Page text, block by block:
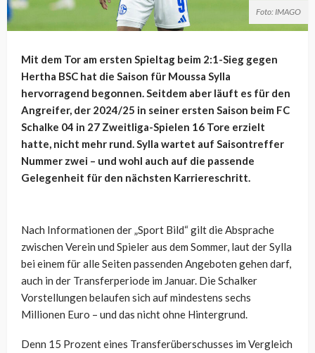
Foto: IMAGO
Mit dem Tor am ersten Spieltag beim 2:1-Sieg gegen
Hertha BSC hat die Saison für Moussa Sylla
hervorragend begonnen. Seitdem aber läuft es für den
Angreifer, der 2024/25 in seiner ersten Saison beim FC
Schalke 04 in 27 Zweitliga-Spielen 16 Tore erzielt
hatte, nicht mehr rund. Sylla wartet auf Saisontreffer
Nummer zwei – und wohl auch auf die passende
Gelegenheit für den nächsten Karriereschritt.
Nach Informationen der „Sport Bild“ gilt die Absprache
zwischen Verein und Spieler aus dem Sommer, laut der Sylla
bei einem für alle Seiten passenden Angeboten gehen darf,
auch in der Transferperiode im Januar. Die Schalker
Vorstellungen belaufen sich auf mindestens sechs
Millionen Euro – und das nicht ohne Hintergrund.
Denn 15 Prozent eines Transferüberschusses im Vergleich